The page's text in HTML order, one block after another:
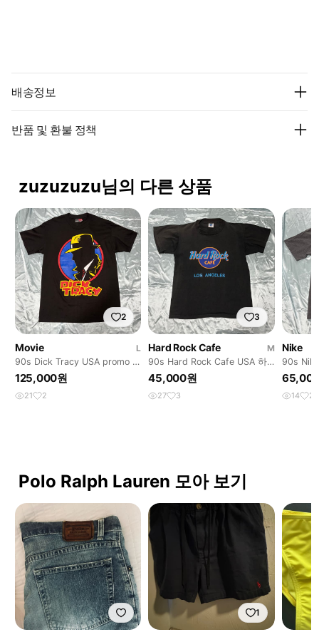
배송정보
반품 및 환불 정책
zuzuzuzu님의 다른 상품
2
Movie
L
90s Dick Tracy USA promo t
딕 트레이시 티셔츠
125,000원
21 2
3
Hard Rock Cafe
M
90s Hard Rock Cafe USA 하
드락카페 빈티지 티셔츠
45,000원
27 3
Nike
90s
고 티셔
14 2
Polo Ralph Lauren 모아 보기
1